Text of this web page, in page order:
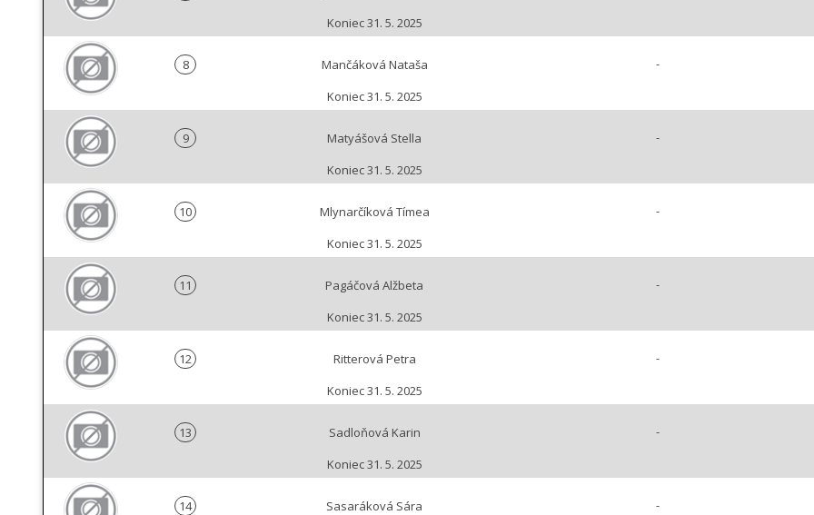
Koniec 31. 5. 2025
8
Mančáková Nataša
Koniec 31. 5. 2025
-
9
Matyášová Stella
Koniec 31. 5. 2025
-
10
Mlynarčíková Tímea
Koniec 31. 5. 2025
-
11
Pagáčová Alžbeta
Koniec 31. 5. 2025
-
12
Ritterová Petra
Koniec 31. 5. 2025
-
13
Sadloňová Karin
Koniec 31. 5. 2025
-
14
Sasaráková Sára
-